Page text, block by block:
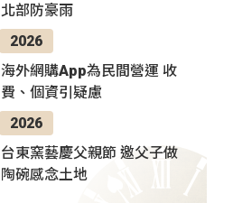
北部防豪雨
2026
海外網購App為民間營運 收
費、個資引疑慮
2026
台東窯藝慶父親節 邀父子做
陶碗感念土地